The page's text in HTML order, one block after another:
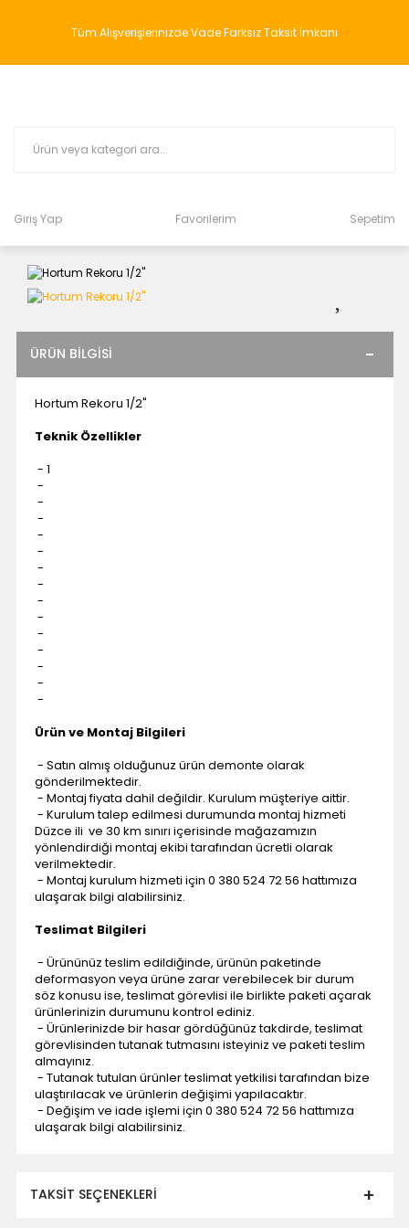
Tüm Alışverişlerinizde Vade Farksız Taksit İmkanı
Giriş Yap Favorilerim Sepetim
ÜRÜN BILGISI
Hortum Rekoru 1/2"
Teknik Özellikler
- 1
-
-
-
-
-
-
-
-
-
-
-
-
-
-
Ürün ve Montaj Bilgileri
- Satın almış olduğunuz ürün demonte olarak
gönderilmektedir.
- Montaj fiyata dahil değildir. Kurulum müşteriye aittir.
- Kurulum talep edilmesi durumunda montaj hizmeti
Düzce ili ve 30 km sınırı içerisinde mağazamızın
yönlendirdiği montaj ekibi tarafından ücretli olarak
verilmektedir.
- Montaj kurulum hizmeti için 0 380 524 72 56 hattımıza
ulaşarak bilgi alabilirsiniz.
Teslimat Bilgileri
- Ürününüz teslim edildiğinde, ürünün paketinde
deformasyon veya ürüne zarar verebilecek bir durum
söz konusu ise, teslimat görevlisi ile birlikte paketi açarak
ürünlerinizin durumunu kontrol ediniz.
- Ürünlerinizde bir hasar gördüğünüz takdirde, teslimat
görevlisinden tutanak tutmasını isteyiniz ve paketi teslim
almayınız.
- Tutanak tutulan ürünler teslimat yetkilisi tarafından bize
ulaştırılacak ve ürünlerin değişimi yapılacaktır.
- Değişim ve iade işlemi için 0 380 524 72 56 hattımıza
ulaşarak bilgi alabilirsiniz.
TAKSIT SEÇENEKLERI